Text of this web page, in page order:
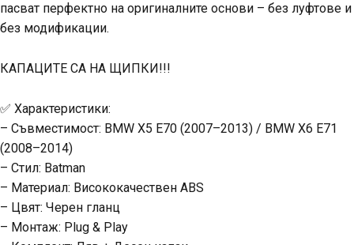
пасват перфектно на оригиналните основи – без луфтове и
без модификации.
КАПАЦИТЕ СА НА ЩИПКИ!!!
✅ Характеристики:
– Съвместимост: BMW X5 E70 (2007–2013) / BMW X6 E71
(2008–2014)
– Стил: Batman
– Материал: Висококачествен ABS
– Цвят: Черен гланц
– Монтаж: Plug & Play